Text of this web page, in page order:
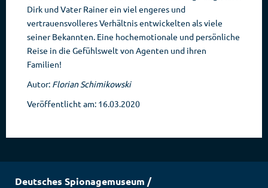
Dirk und Vater Rainer ein viel engeres und
vertrauensvolleres Verhältnis entwickelten als viele
seiner Bekannten. Eine hochemotionale und persönliche
Reise in die Gefühlswelt von Agenten und ihren
Familien!
Autor: Florian Schimikowski
Veröffentlicht am: 16.03.2020
Deutsches Spionagemuseum /